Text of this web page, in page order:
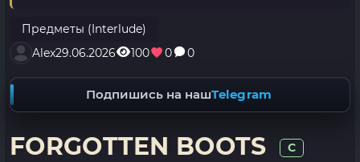
Предметы (Interlude)
Alex29.06.2026 100 0 0
Подпишись на нашTelegram
FORGOTTEN BOOTS C